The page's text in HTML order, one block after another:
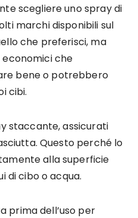
scegliere uno spray di
marchi disponibili sul
che preferisci, ma
che
bene o potrebbero
cibi.
staccante, assicurati
Questo perché lo
alla superficie
di cibo o acqua.
prima dell’uso per